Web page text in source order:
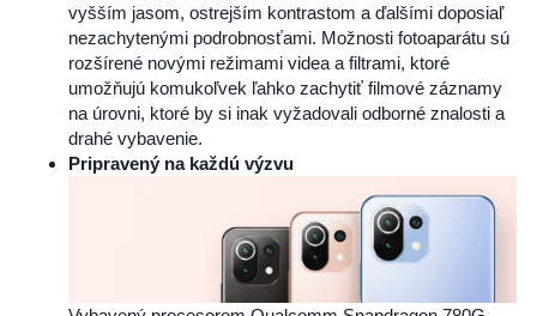
vyšším jasom, ostrejším kontrastom a ďalšími doposiaľ
nezachytenými podrobnosťami. Možnosti fotoaparátu sú
rozšírené novými režimami videa a filtrami, ktoré
umožňujú komukoľvek ľahko zachytiť filmové záznamy
na úrovni, ktoré by si inak vyžadovali odborné znalosti a
drahé vybavenie.
Pripravený na každú výzvu